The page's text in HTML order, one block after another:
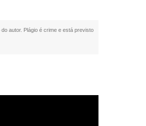
autor. Plágio é crime e está previsto